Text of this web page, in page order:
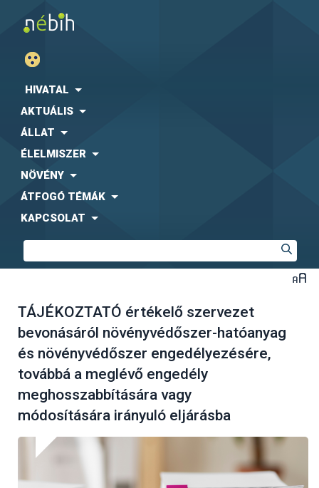
HIVATAL
AKTUÁLIS
ÁLLAT
ÉLELMISZER
NÖVÉNY
ÁTFOGÓ TÉMÁK
KAPCSOLAT
TÁJÉKOZTATÓ értékelő szervezet
bevonásáról növényvédőszer-hatóanyag
és növényvédőszer engedélyezésére,
továbbá a meglévő engedély
meghosszabbítására vagy
módosítására irányuló eljárásba